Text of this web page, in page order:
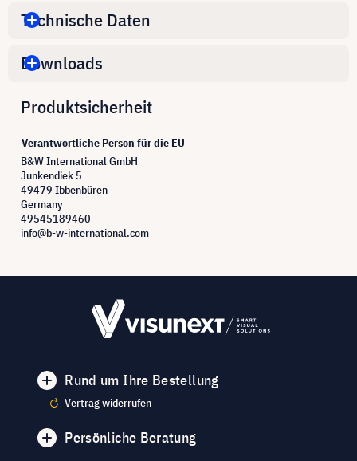
Technische Daten
Downloads
Produktsicherheit
Verantwortliche Person für die EU
B&W International GmbH
Junkendiek 5
49479 Ibbenbüren
Germany
49545189460
info@b-w-international.com
Rund um Ihre Bestellung
Vertrag widerrufen
Persönliche Beratung